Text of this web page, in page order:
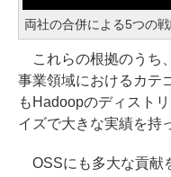
両社の合併による5つの
これらの根拠のうち
事業領域におけるカテ
もHadoopのディスト
イズで大きな実績を持
OSSにも多大な貢献